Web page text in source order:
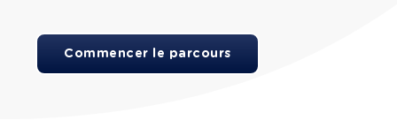
Commencer le parcours